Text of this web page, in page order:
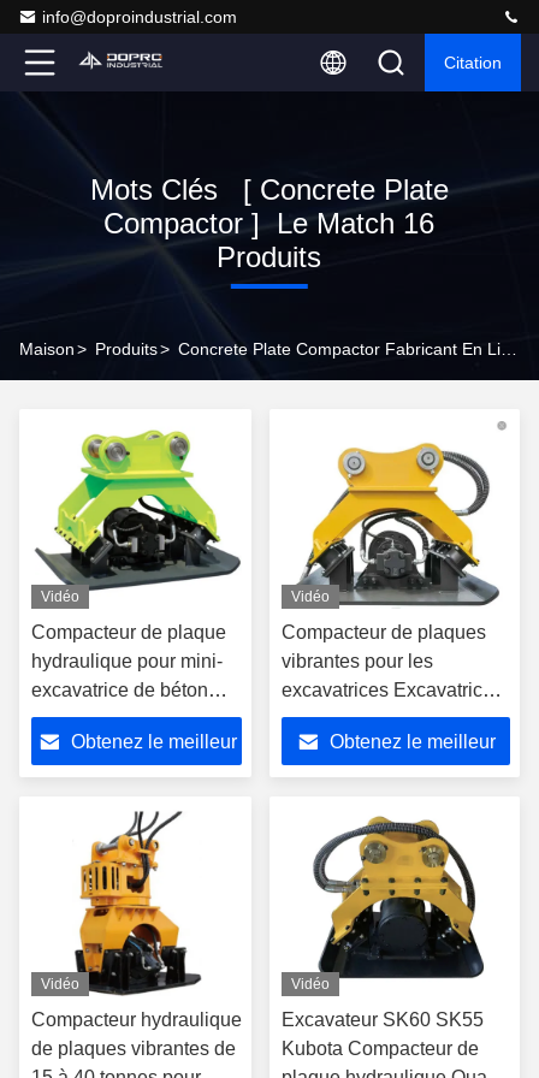
info@doproindustrial.com
Citation
Mots Clés [ Concrete Plate
Compactor ] Le Match 16
Produits
Maison> Produits>
Vidéo
Compacteur de plaque
hydraulique pour mini-
excavatrice de béton
pour Sunward SWE15
SWE18Obtenez le meilleur
Vidéo
Compacteur de plaques
vibrantes pour les
excavatrices Excavatrice à
pelle hydraulique
Compacteur de plaques
de béton pour les routes
vibrantes Compacteur
Obtenez le meilleur
Vidéo
Compacteur hydraulique
de plaques vibrantes de
Vidéo
Excavateur SK60 SK55
Kubota Compacteur de